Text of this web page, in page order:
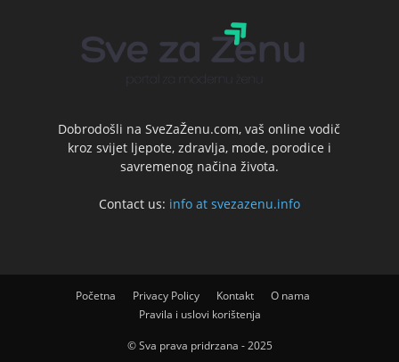
Dobrodošli na SveZaŽenu.com, vaš online vodič
kroz svijet ljepote, zdravlja, mode, porodice i
savremenog načina života.
Contact us: info at svezazenu.info
Početna Privacy Policy Kontakt
O nama
Pravila i uslovi korištenja
© Sva prava pridrzana - 2025